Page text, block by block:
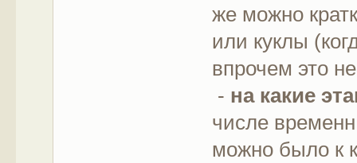
же можно
или куклы
впрочем это
- на какие
числе
можно было к